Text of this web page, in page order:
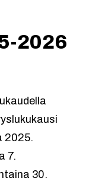
2026
2025.
7.
30.